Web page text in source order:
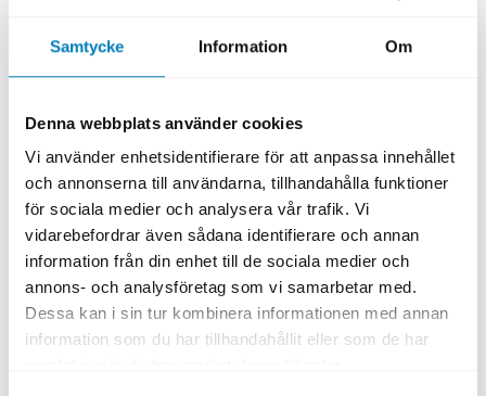
Samtycke Information Om
Denna webbplats använder cookies
Vi använder enhetsidentifierare för att anpassa innehållet
och annonserna till användarna, tillhandahålla funktioner
för sociala medier och analysera vår trafik. Vi
vidarebefordrar även sådana identifierare och annan
information från din enhet till de sociala medier och
annons- och analysföretag som vi samarbetar med.
Dessa kan i sin tur kombinera informationen med annan
information som du har tillhandahållit eller som de har
globala företag.
Landets ekonomi växer i rask takt och i år
spås en tillväxt på 6,2 procent. Med ett
sjöfartsrutter erbjuder Filippinerna en
idealisk knutpunkt för handel med stora
marknader som Kina, Japan och USA.
Filippinerna erbjuder många möjligheter för
svenska företag inom områden som
infrastruktur, gröna energilösningar,